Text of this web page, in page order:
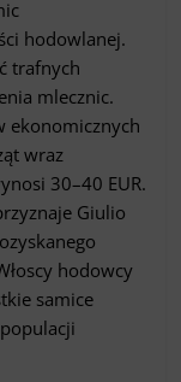
hodowlanej.
trafnych
mlecznic.
ekonomicznych
wraz
30–40 EUR.
Giulio
hodowcy
samice